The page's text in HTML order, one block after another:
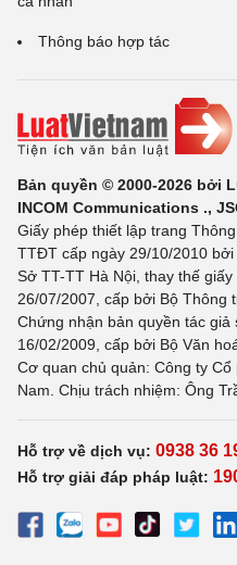
Thông báo hợp tác
Bản quyền © 2000-2026 bởi
INCOM Communications .,
Giấy phép thiết lập trang
TTĐT cấp ngày 29/10/2010 bởi
Sở TT-TT Hà Nội, thay thế
26/07/2007, cấp bởi Bộ Thông
Chứng nhận bản quyền tác giả
16/02/2009, cấp bởi Bộ Văn
Cơ quan chủ quản: Công ty
Nam. Chịu trách nhiệm: Ông
Hỗ trợ về dịch vụ: 0938 36
Hỗ trợ giải đáp pháp luật: